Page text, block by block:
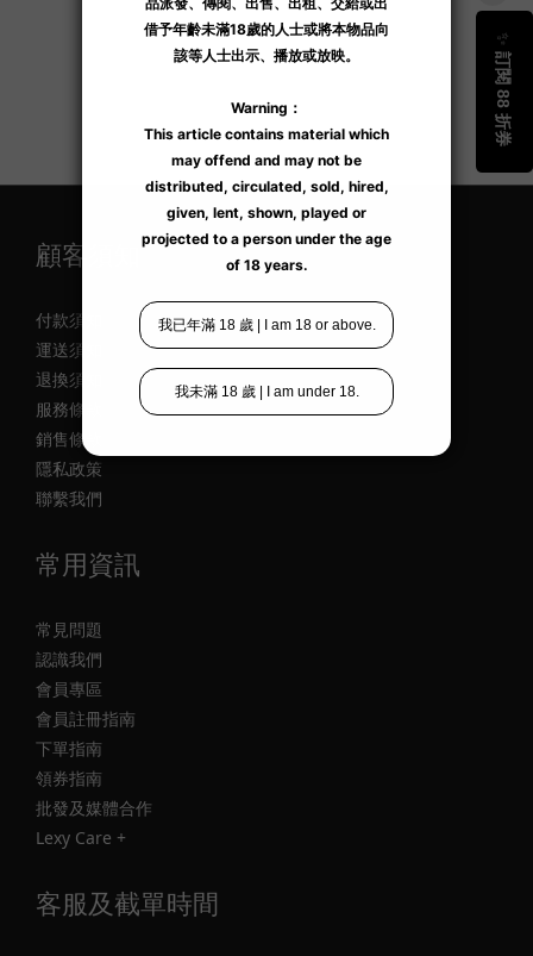
顧客須知
付款須知
運送須知
退換須知
服務條款
銷售條款
隱私政策
聯繫我們
常用資訊
常見問題
認識我們
會員專區
會員註冊指南
下單指南
領券指南
批發及媒體合作
Lexy Care +
客服及截單時間